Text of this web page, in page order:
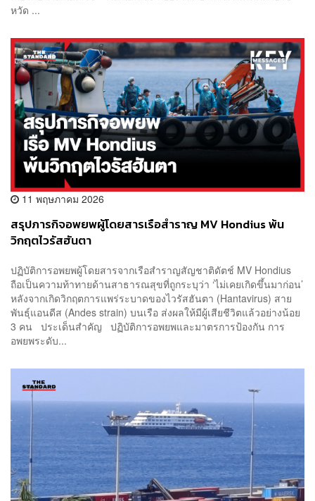
หวัด ...
11 พฤษภาคม 2026
สรุปภารกิจอพยพผู้โดยสารเรือสำราญ MV Hondius พ้น
วิกฤตไวรัสฮันตา
ปฏิบัติการอพยพผู้โดยสารจากเรือสำราญสัญชาติดัตช์ MV Hondius
ถือเป็นความท้าทายด้านสาธารณสุขที่ถูกระบุว่า ‘ไม่เคยเกิดขึ้นมาก่อน’
หลังจากเกิดวิกฤตการแพร่ระบาดของไวรัสฮันตา (Hantavirus) สาย
พันธุ์แอนดีส (Andes strain) บนเรือ ส่งผลให้มีผู้เสียชีวิตแล้วอย่างน้อย
3 คน ประเด็นสำคัญ ปฏิบัติการอพยพและมาตรการป้องกัน การ
อพยพระดับ...